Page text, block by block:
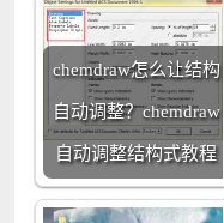
chemdraw怎么让结构
自动调整？chemdraw
自动调整结构式教程